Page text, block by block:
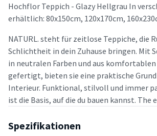
Hochflor Teppich - Glazy Hellgrau In
erhältlich: 80x150cm, 120x170cm,
NATURL. steht für zeitlose Teppiche, die
Schlichtheit in dein Zuhause bringen. Mit
in neutralen Farben und aus
gefertigt, bieten sie eine praktische
Interieur. Funktional, stilvoll und immer
ist die Basis, auf die du bauen kannst. The
Spezifikationen